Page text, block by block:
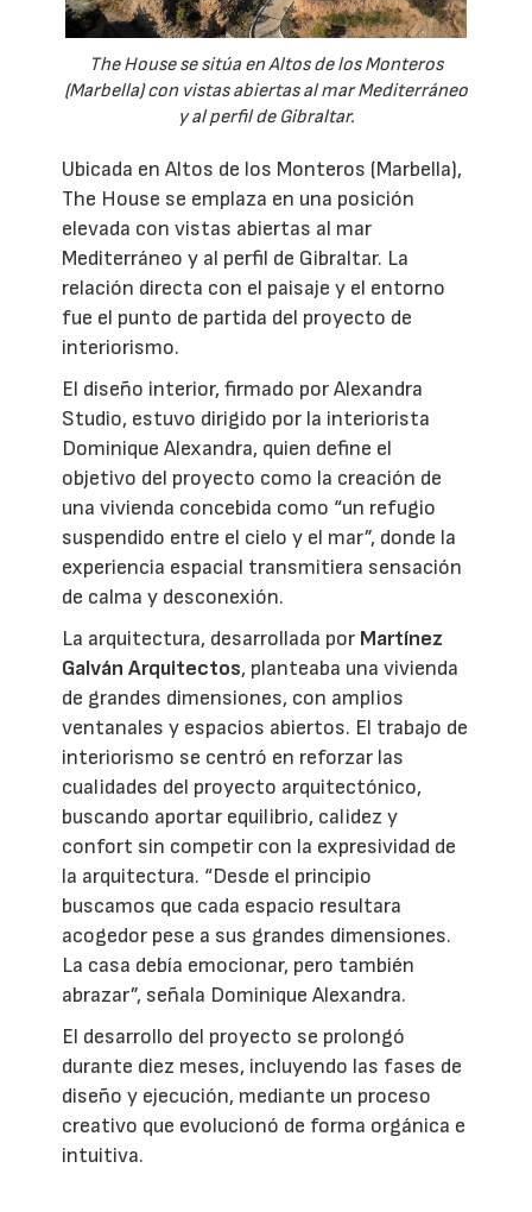
The House se sitúa en Altos de los Monteros
(Marbella) con vistas abiertas al mar Mediterráneo
y al perfil de Gibraltar.
Ubicada en Altos de los Monteros (Marbella),
The House se emplaza en una posición
elevada con vistas abiertas al mar
Mediterráneo y al perfil de Gibraltar. La
relación directa con el paisaje y el entorno
fue el punto de partida del proyecto de
interiorismo.
El diseño interior, firmado por Alexandra
Studio, estuvo dirigido por la interiorista
Dominique Alexandra, quien define el
objetivo del proyecto como la creación de
una vivienda concebida como “un refugio
suspendido entre el cielo y el mar”, donde la
experiencia espacial transmitiera sensación
de calma y desconexión.
La arquitectura, desarrollada por Martínez
Galván Arquitectos, planteaba una vivienda
de grandes dimensiones, con amplios
ventanales y espacios abiertos. El trabajo de
interiorismo se centró en reforzar las
cualidades del proyecto arquitectónico,
buscando aportar equilibrio, calidez y
confort sin competir con la expresividad de
la arquitectura. “Desde el principio
buscamos que cada espacio resultara
acogedor pese a sus grandes dimensiones.
La casa debía emocionar, pero también
abrazar”, señala Dominique Alexandra.
El desarrollo del proyecto se prolongó
durante diez meses, incluyendo las fases de
diseño y ejecución, mediante un proceso
creativo que evolucionó de forma orgánica e
intuitiva.